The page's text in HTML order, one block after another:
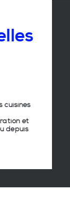
cuisines
et
depuis